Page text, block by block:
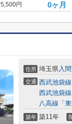
5,500円 0ヶ月
住所 埼玉県入
交通 西武池袋線
西武池袋線
八高線 「
築年 築11年